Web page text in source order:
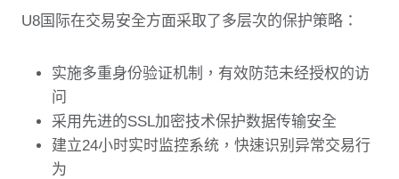
U8国际在交易安全方面采取了多层次的保护策略：
实施多重身份验证机制，有效防范未经授权的访
问
采用先进的SSL加密技术保护数据传输安全
建立24小时实时监控系统，快速识别异常交易行
为